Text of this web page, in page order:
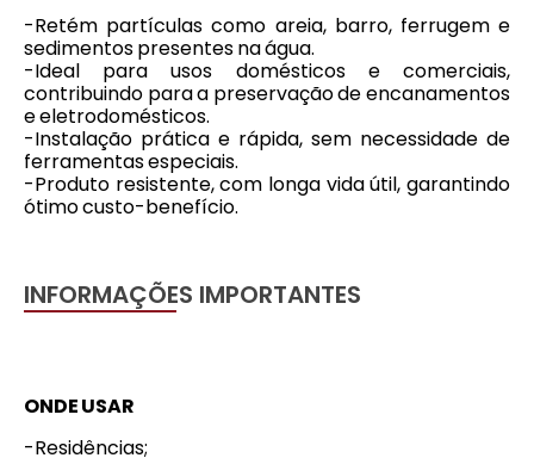
-Retém partículas como areia, barro, ferrugem e
sedimentos presentes na água.
-Ideal para usos domésticos e comerciais,
contribuindo para a preservação de encanamentos
e eletrodomésticos.
-Instalação prática e rápida, sem necessidade de
ferramentas especiais.
-Produto resistente, com longa vida útil, garantindo
ótimo custo-benefício.
INFORMAÇÕES IMPORTANTES
ONDE USAR
-Residências;